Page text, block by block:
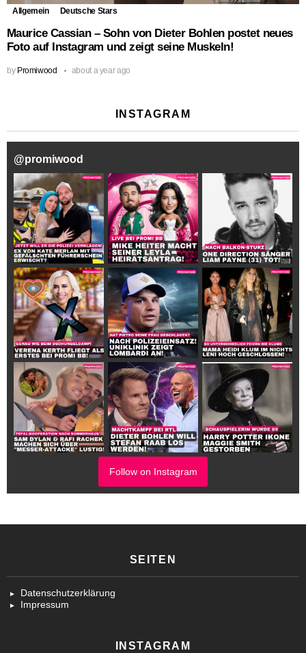
Allgemein Deutsche Stars
Maurice Cassian – Sohn von Dieter Bohlen postet neues
Foto auf Instagram und zeigt seine Muskeln!
by Promiwood about a year ago
INSTAGRAM
@promiwood
Follow on Instagram
SEITEN
Datenschutzerklärung
Impressum
INSTAGRAM